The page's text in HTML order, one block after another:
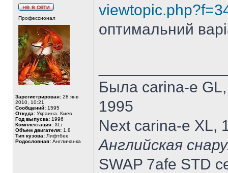
Профессионал
Зарегистрирован: 28 янв
2010, 10:21
Сообщений: 1595
Откуда: Украина. Киев
Год выпуска: 1996
Комплектация: XLi
Объем двигателя: 1.8
Тип кузова: Лифтбек
Родословная: Англичанка
оптимальний
Была carina-e
1995
Next carina-e XL,
Английская
SWAP 7afe STD